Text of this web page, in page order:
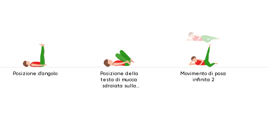
Posizione d'angolo
Posizione della
testa di mucca
sdraiata sulla
Movimento di posa
infinita 2